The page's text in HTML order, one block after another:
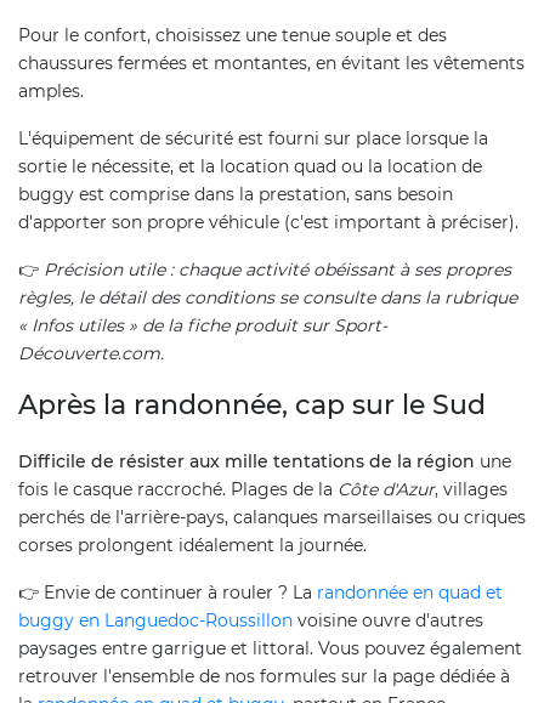
Pour le confort, choisissez une tenue souple et des
chaussures fermées et montantes, en évitant les vêtements
amples.
L'équipement de sécurité est fourni sur place lorsque la
sortie le nécessite, et la location quad ou la location de
buggy est comprise dans la prestation, sans besoin
d'apporter son propre véhicule (c'est important à préciser).
👉 Précision utile : chaque activité obéissant à ses propres
règles, le détail des conditions se consulte dans la rubrique
« Infos utiles » de la fiche produit sur Sport-
Découverte.com.
Après la randonnée, cap sur le Sud
Difficile de résister aux mille tentations de la région une
fois le casque raccroché. Plages de la Côte d'Azur, villages
perchés de l'arrière-pays, calanques marseillaises ou criques
corses prolongent idéalement la journée.
👉 Envie de continuer à rouler ? La randonnée en quad et
buggy en Languedoc-Roussillon voisine ouvre d'autres
paysages entre garrigue et littoral. Vous pouvez également
retrouver l'ensemble de nos formules sur la page dédiée à